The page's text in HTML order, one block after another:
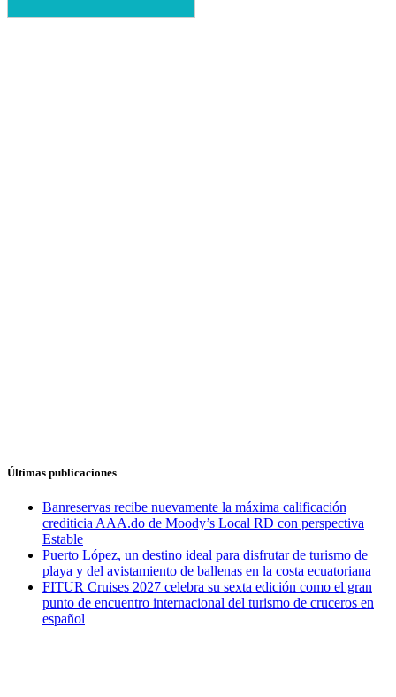
Últimas publicaciones
Banreservas recibe nuevamente la máxima calificación
crediticia AAA.do de Moody’s Local RD con perspectiva
Estable
Puerto López, un destino ideal para disfrutar de turismo de
playa y del avistamiento de ballenas en la costa ecuatoriana
FITUR Cruises 2027 celebra su sexta edición como el gran
punto de encuentro internacional del turismo de cruceros en
español